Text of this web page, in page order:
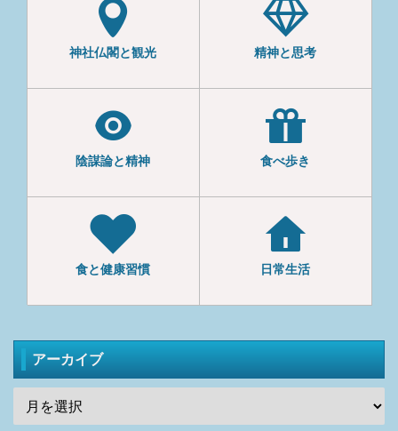
神社仏閣と観光 精神と思考
陰謀論と精神 食べ歩き
食と健康習慣 日常生活
アーカイブ